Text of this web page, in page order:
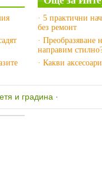
· 5 практични
без ремонт
· Преобразяване
направим
· Какви
и градина ·